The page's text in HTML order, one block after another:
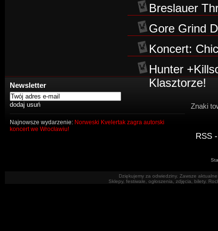
Breslauer
Gore Grind
Koncert:
Hunter
Klasztorze!
Newsletter
Najnowsze wydarzenie: Norweski Kvelertak zagra autorski
koncert we Wrocławiu!
Znaki
RSS
Dziękujemy za odwiedziny. Zawsze
Sklepy, festiwale, ogłoszenia, zdjęcia, bilety.